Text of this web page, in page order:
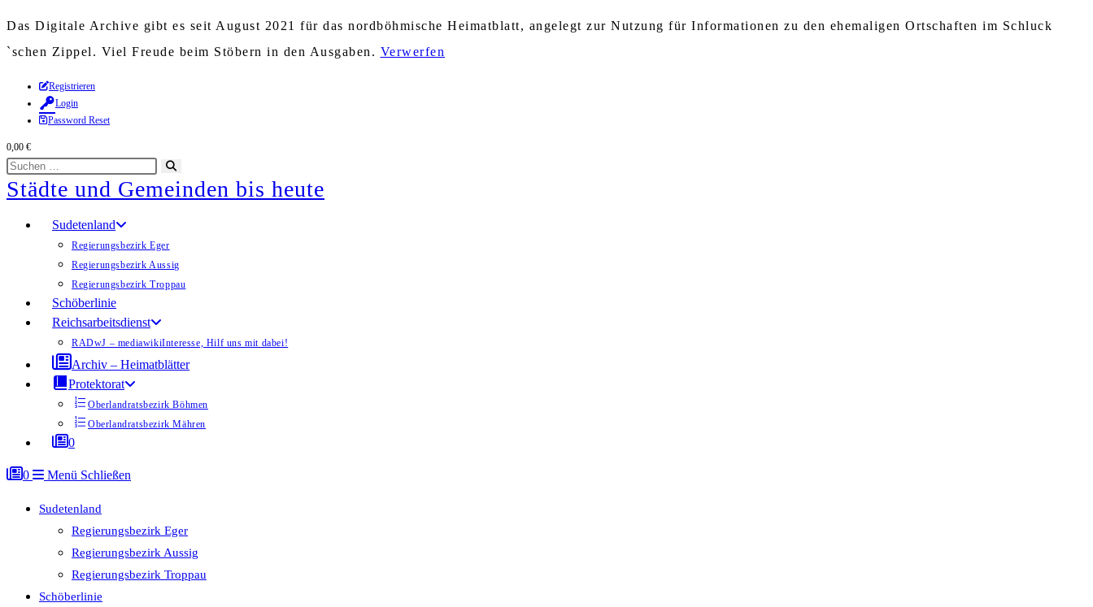
Das Digitale Archive gibt es seit August 2021 für das nordböhmische Heimatblatt, angelegt zur Nutzung für Informationen zu den ehemaligen Ortschaften im Schluck
`schen Zippel. Viel Freude beim Stöbern in den Ausgaben. Verwerfen
Zum
Inhalt
springen
Registrieren
Login
Password Reset
0,00 €
Diese
Website
durchsuchen
starten
Städte und Gemeinden bis heute
Sudetenland
Regierungsbezirk Eger
Regierungsbezirk Aussig
Regierungsbezirk Troppau
Schöberlinie
Reichsarbeitsdienst
RADwJ – mediawikiInteresse, Hilf uns mit dabei!
Archiv – Heimatblätter
Protektorat
Oberlandratsbezirk Böhmen
Oberlandratsbezirk Mähren
0
0 Menü Schließen
Sudetenland
Regierungsbezirk Eger
Regierungsbezirk Aussig
Regierungsbezirk Troppau
Schöberlinie